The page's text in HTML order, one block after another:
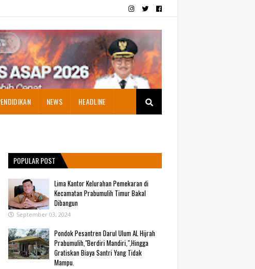
NEWS HEADLINE
POPULAR POST
Lima Kantor Kelurahan Pemekaran di
Kecamatan Prabumulih Timur Bakal
Dibangun
September 03, 2024
Pondok Pesantren Darul Ulum AL Hijrah
Prabumulih,"Berdiri Mandiri,",Hingga
Gratiskan Biaya Santri Yang Tidak
Mampu.